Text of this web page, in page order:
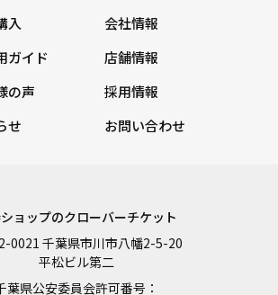
入
ガイド
の声
せ
会社情報
店舗情報
採用情報
お問い合わせ
ョップのクローバーチケット
0021 千葉県市川市八幡2-5-20
平松ビル第二
葉県公安委員会許可番号：